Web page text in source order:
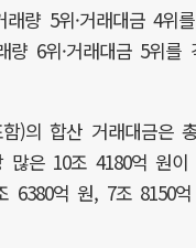
량 5위·거래대금 4위
량 6위·거래대금 5위를
)의 합산 거래대금은
많은 10조 4180억 원이
6380억 원, 7조 8150억